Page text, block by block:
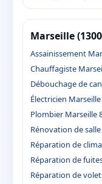
Marseille
Assainissement
Chauffagiste
Débouchage de
Électricien
Plombier Marseille
Rénovation de
Réparation de
Réparation de
Réparation de